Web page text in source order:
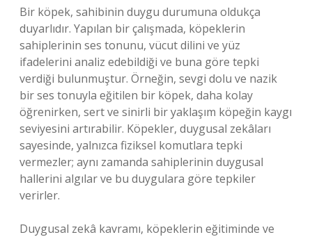
Bir köpek, sahibinin duygu durumuna oldukça
duyarlıdır. Yapılan bir çalışmada, köpeklerin
sahiplerinin ses tonunu, vücut dilini ve yüz
ifadelerini analiz edebildiği ve buna göre tepki
verdiği bulunmuştur. Örneğin, sevgi dolu ve nazik
bir ses tonuyla eğitilen bir köpek, daha kolay
öğrenirken, sert ve sinirli bir yaklaşım köpeğin kaygı
seviyesini artırabilir. Köpekler, duygusal zekâları
sayesinde, yalnızca fiziksel komutlara tepki
vermezler; aynı zamanda sahiplerinin duygusal
hallerini algılar ve bu duygulara göre tepkiler
verirler.
Duygusal zekâ kavramı, köpeklerin eğitiminde ve